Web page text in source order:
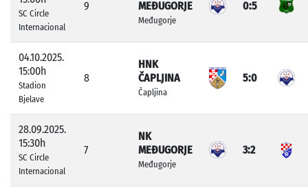
SC Circle
Internacional
9 MEĐUGORJE
Međugorje
0:5
04.10.2025.
15:00h
Stadion
Bjelave
8
HNK
ČAPLJINA
Čapljina
5:0
28.09.2025.
15:30h
SC Circle
Internacional
7
NK
MEĐUGORJE
Međugorje
3:2